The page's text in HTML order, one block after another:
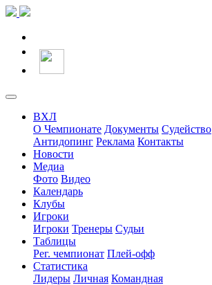
ВХЛ
О Чемпионате Документы Судейство
Антидопинг Реклама Контакты
Новости
Медиа
Фото Видео
Календарь
Клубы
Игроки
Игроки Тренеры Судьи
Таблицы
Рег. чемпионат Плей-офф
Статистика
Лидеры Личная Командная